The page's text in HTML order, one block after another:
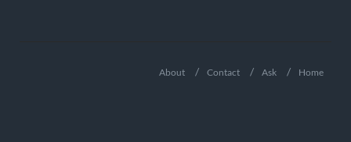
Home
Ask
Contact
About